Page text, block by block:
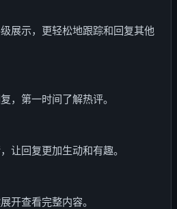
展示，更轻松地跟踪和回复其他
，第一时间了解热评。
让回复更加生动和有趣。
开查看完整内容。